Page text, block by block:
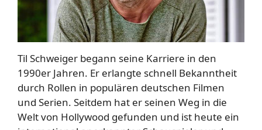
Til Schweiger begann seine Karriere in den
1990er Jahren. Er erlangte schnell Bekanntheit
durch Rollen in populären deutschen Filmen
und Serien. Seitdem hat er seinen Weg in die
Welt von Hollywood gefunden und ist heute ein